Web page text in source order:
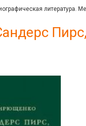
литература.